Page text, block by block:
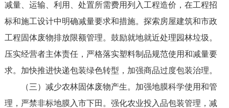
减量、运输、利用、处置所需费用列入工程造价，在工程招
标和施工设计中明确减量要求和措施。探索房屋建筑和市政
工程固体废物排放限额管理。鼓励就地就近处理园林垃圾。
压实经营者主体责任，严格落实塑料制品规范使用和减量要
求。加快推进快递包装绿色转型，加强商品过度包装治理。
（三）减少农林固体废物产生。加强地膜科学使用和管
理，严禁非标地膜入市下田。强化农业投入品包装管理，减